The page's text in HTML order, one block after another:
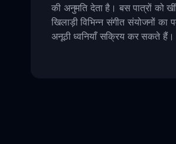
की अनुमति देता है। बस पात्रों को
खिलाड़ी विभिन्न संगीत संयोजनों का
अनूठी ध्वनियाँ सक्रिय कर सकते हैं।